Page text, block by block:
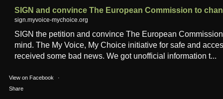
SIGN and convince The European Commission to
sign.myvoice-mychoice.org
SIGN the petition and convince The European
mind. The My Voice, My Choice initiative for safe and
received some bad news. We got unofficial information t...
View on Facebook
·
Share